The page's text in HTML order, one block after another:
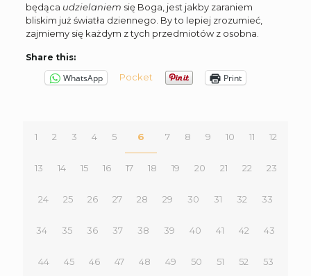
będąca udzielaniem się Boga, jest jakby zaraniem
bliskim już światła dziennego. By to lepiej zrozumieć,
zajmiemy się każdym z tych przedmiotów z osobna.
Share this:
WhatsApp Pocket Print
1 2 3 4 5 6 7 8 9 10 11 12
13 14 15 16 17 18 19 20 21 22 23
24 25 26 27 28 29 30 31 32 33
34 35 36 37 38 39 40 41 42 43
44 45 46 47 48 49 50 51 52 53